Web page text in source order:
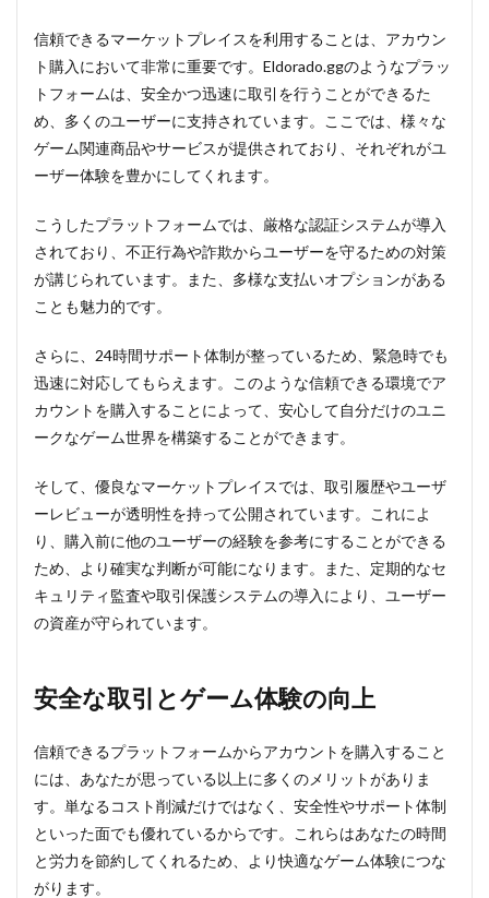
信頼できるマーケットプレイスを利用することは、アカウン
ト購入において非常に重要です。Eldorado.ggのようなプラッ
トフォームは、安全かつ迅速に取引を行うことができるた
め、多くのユーザーに支持されています。ここでは、様々な
ゲーム関連商品やサービスが提供されており、それぞれがユ
ーザー体験を豊かにしてくれます。
こうしたプラットフォームでは、厳格な認証システムが導入
されており、不正行為や詐欺からユーザーを守るための対策
が講じられています。また、多様な支払いオプションがある
ことも魅力的です。
さらに、24時間サポート体制が整っているため、緊急時でも
迅速に対応してもらえます。このような信頼できる環境でア
カウントを購入することによって、安心して自分だけのユニ
ークなゲーム世界を構築することができます。
そして、優良なマーケットプレイスでは、取引履歴やユーザ
ーレビューが透明性を持って公開されています。これによ
り、購入前に他のユーザーの経験を参考にすることができる
ため、より確実な判断が可能になります。また、定期的なセ
キュリティ監査や取引保護システムの導入により、ユーザー
の資産が守られています。
安全な取引とゲーム体験の向上
信頼できるプラットフォームからアカウントを購入すること
には、あなたが思っている以上に多くのメリットがありま
す。単なるコスト削減だけではなく、安全性やサポート体制
といった面でも優れているからです。これらはあなたの時間
と労力を節約してくれるため、より快適なゲーム体験につな
がります。